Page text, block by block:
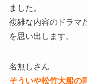
ました。
複雑な内容のドラマ
を思い出します。
名無しさん
そういや松竹大船の